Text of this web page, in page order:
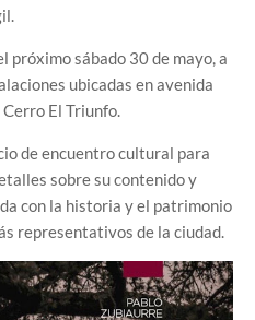
próximo sábado 30 de mayo, a
ubicadas en avenida
El Triunfo.
de encuentro cultural para
sobre su contenido y
con la historia y el patrimonio
representativos de la ciudad.